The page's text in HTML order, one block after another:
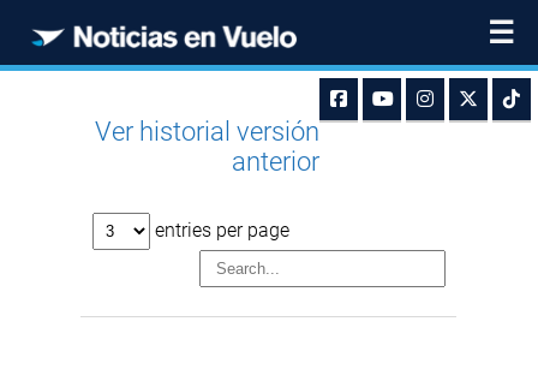
☰
Ver historial versión
anterior
entries per page